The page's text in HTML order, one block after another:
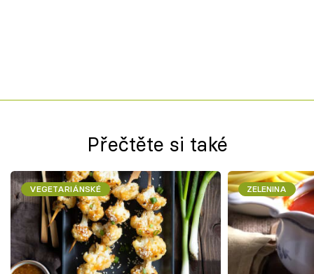
Přečtěte si také
VEGETARIÁNSKÉ ZELENINA